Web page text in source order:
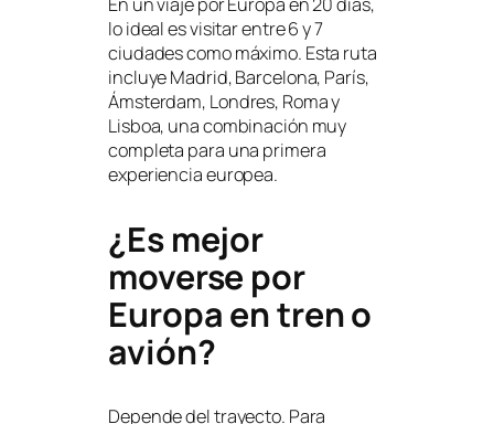
lo ideal es visitar entre 6 y 7
ciudades como máximo. Esta ruta
incluye Madrid, Barcelona, París,
Ámsterdam, Londres, Roma y
Lisboa, una combinación muy
completa para una primera
experiencia europea.
¿Es mejor
moverse por
Europa en tren o
avión?
Depende del trayecto. Para